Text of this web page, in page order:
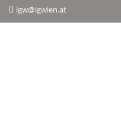
igw@igwien.at